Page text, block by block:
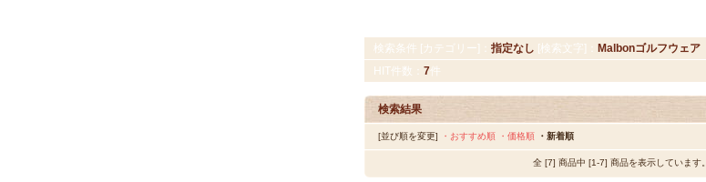
検索条件 [カテゴリー]： 指定なし [検索文字]：
Malbonゴルフウェア
HIT件数： 7件
検索結果
[並び順を変更] ・おすすめ順 ・価格順 ・新着順
全 [7] 商品中 [1-7] 商品を表示しています。